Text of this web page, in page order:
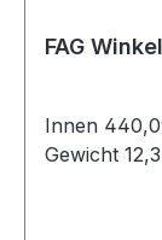
FAG
Innen
Gewicht